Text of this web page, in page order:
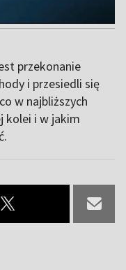
przekonanie
i przesiedli się
w najbliższych
kolei i w jakim